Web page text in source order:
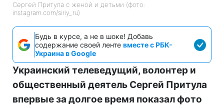
Сергей Притула с женой и детьми (фото:
instagram.com/siriy_ru)
Будь в курсе, а не в шоке! Добавь
содержание своей ленте вместе с РБК-
Украина в Google
Украинский телеведущий, волонтер и
общественный деятель Сергей Притула
впервые за долгое время показал фото